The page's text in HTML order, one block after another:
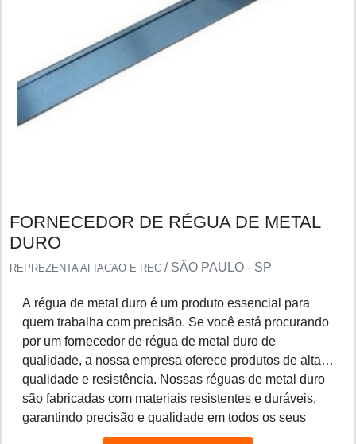
FORNECEDOR DE RÉGUA DE METAL
DURO
REPREZENTA AFIACAO E REC / SÃO PAULO - SP
A régua de metal duro é um produto essencial para
quem trabalha com precisão. Se você está procurando
por um fornecedor de régua de metal duro de
qualidade, a nossa empresa oferece produtos de alta
qualidade e resistência. Nossas réguas de metal duro
são fabricadas com materiais resistentes e duráveis,
garantindo precisão e qualidade em todos os seus
projetos. Além disso, oferecemos preços competitivos